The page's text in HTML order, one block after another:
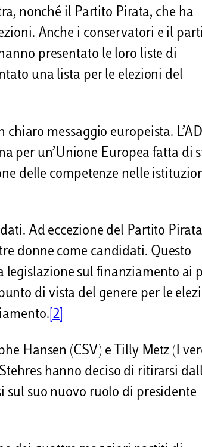
nonché il Partito Pirata, che ha
Anche i conservatori e il
presentato le loro liste di
una lista per le elezioni del
messaggio europeista.
per un’Unione Europea fatta di
delle competenze nelle
Ad eccezione del Partito
donne come candidati. Questo
legislazione sul finanziamento ai
di vista del genere per le
[2]
Hansen (CSV) e Tilly Metz (I
hanno deciso di ritirarsi
sul suo nuovo ruolo di presidente